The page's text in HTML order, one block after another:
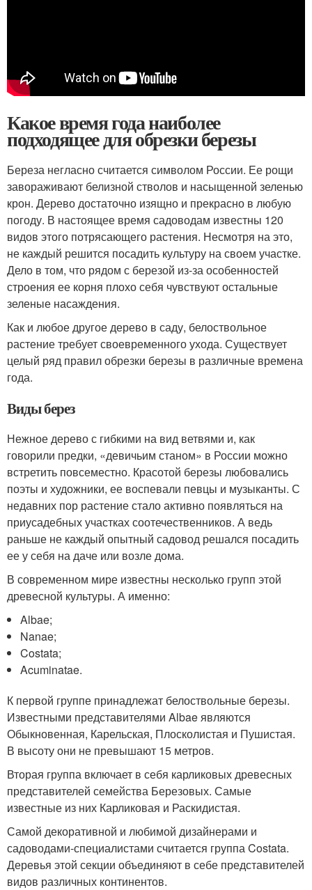
Какое время года наиболее
подходящее для обрезки березы
Береза негласно считается символом России. Ее рощи
завораживают белизной стволов и насыщенной зеленью
крон. Дерево достаточно изящно и прекрасно в любую
погоду. В настоящее время садоводам известны 120
видов этого потрясающего растения. Несмотря на это,
не каждый решится посадить культуру на своем участке.
Дело в том, что рядом с березой из-за особенностей
строения ее корня плохо себя чувствуют остальные
зеленые насаждения.
Как и любое другое дерево в саду, белоствольное
растение требует своевременного ухода. Существует
целый ряд правил обрезки березы в различные времена
года.
Виды берез
Нежное дерево с гибкими на вид ветвями и, как
говорили предки, «девичьим станом» в России можно
встретить повсеместно. Красотой березы любовались
поэты и художники, ее воспевали певцы и музыканты. С
недавних пор растение стало активно появляться на
приусадебных участках соотечественников. А ведь
раньше не каждый опытный садовод решался посадить
ее у себя на даче или возле дома.
В современном мире известны несколько групп этой
древесной культуры. А именно:
Albae;
Nanae;
Costata;
Acuminatae.
К первой группе принадлежат белоствольные березы.
Известными представителями Albae являются
Обыкновенная, Карельская, Плосколистая и Пушистая.
В высоту они не превышают 15 метров.
Вторая группа включает в себя карликовых древесных
представителей семейства Березовых. Самые
известные из них Карликовая и Раскидистая.
Самой декоративной и любимой дизайнерами и
садоводами-специалистами считается группа Costata.
Деревья этой секции объединяют в себе представителей
видов различных континентов.